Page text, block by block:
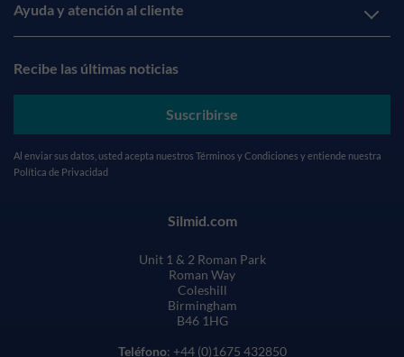
Ayuda y atención al cliente
Recibe las últimas noticias
Suscribirse
Al enviar sus datos, usted acepta nuestros Términos y Condiciones y entiende nuestra
Política de Privacidad
Silmid.com
Unit 1 & 2 Roman Park
Roman Way
Coleshill
Birmingham
B46 1HG
Teléfono: +44 (0)1675 432850